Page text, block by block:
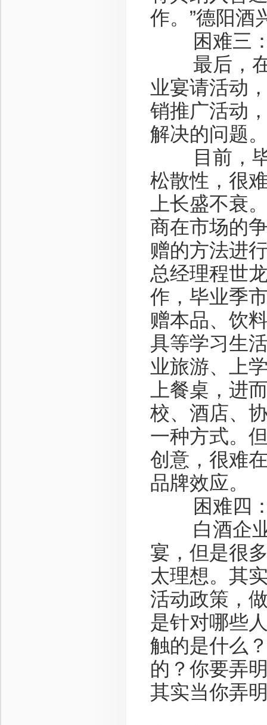
作。”德阳酒
困难三：
最后，在
业宴请活动
销推广活动
解决的问题
目前，毕
松散性，很
上长盛不衰
商在市场的
赠的方法进
总经理程世
作，毕业季
赠本品、饮
具等学习生
业旅游、上
上餐桌，进
校、酒店、
一种方式。
创意，很难
品牌效应。
困难四：
白酒企业
宴，但是很
太理想。其
活动政策，
是针对哪些
触的是什么
的？你要弄
其实当你弄